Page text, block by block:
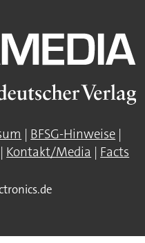
| BFSG-Hinweise |
| Kontakt/Media | Facts